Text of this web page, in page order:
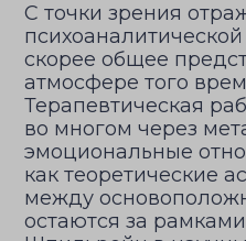
С точки зрения
скорее общее
атмосфере того
Терапевтическая
во многом через
эмоциональные
как теоретические
между
остаются за